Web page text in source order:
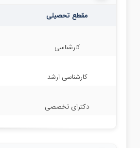
مقطع تحصیلی
کارشناسی
کارشناسی ارشد
دکترای تخصصی